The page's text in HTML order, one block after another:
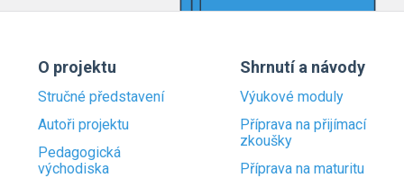
O projektu
Stručné představení
Autoři projektu
Pedagogická
východiska
Shrnutí a návody
Výukové moduly
Příprava na přijímací
zkoušky
Příprava na maturitu